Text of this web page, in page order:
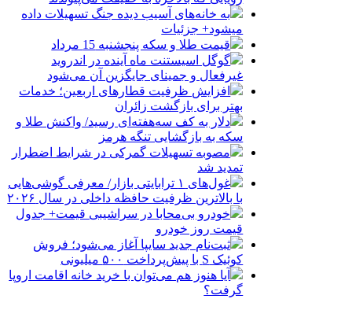
به خانه‌های آسیب دیده جنگ تسهیلات داده
میشود+ جزئیات
قیمت طلا و سکه پنجشنبه 15 مرداد
گوگل اسیستنت ماه آینده در اندروید
غیرفعال و جمینای جایگزین آن می‌شود
افزایش ظرفیت قطارهای اربعین؛ خدمات
بهتر برای بازگشت زائران
دلار به کف سه‌هفته‌ای رسید/ واکنش طلا و
سکه به بازگشایی تنگه هرمز
مصوبه تسهیلات گمرکی در شرایط اضطرار
تمدید شد
غول‌های ۱ ترابایتی بازار/ معرفی گوشی‌هایی
با بالاترین ظرفیت حافظه داخلی در سال ۲۰۲۶
خودرو بی‌محابا در سراشیبی قیمت+ جدول
قیمت روز خودرو
ثبت‌نام جدید سایپا آغاز می‌شود؛ فروش
کوئیک S با پیش‌پرداخت ۵۰۰ میلیونی
آیا هنوز هم می‌توان با خرید خانه اقامت اروپا
گرفت؟